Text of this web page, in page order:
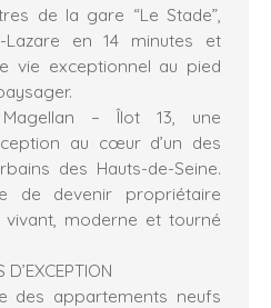
de la gare “Le Stade”,
Lazare en 14 minutes et
vie exceptionnel au pied
Magellan – Îlot 13, une
au cœur d’un des
des Hauts-de-Seine.
de devenir propriétaire
moderne et tourné
des appartements neufs